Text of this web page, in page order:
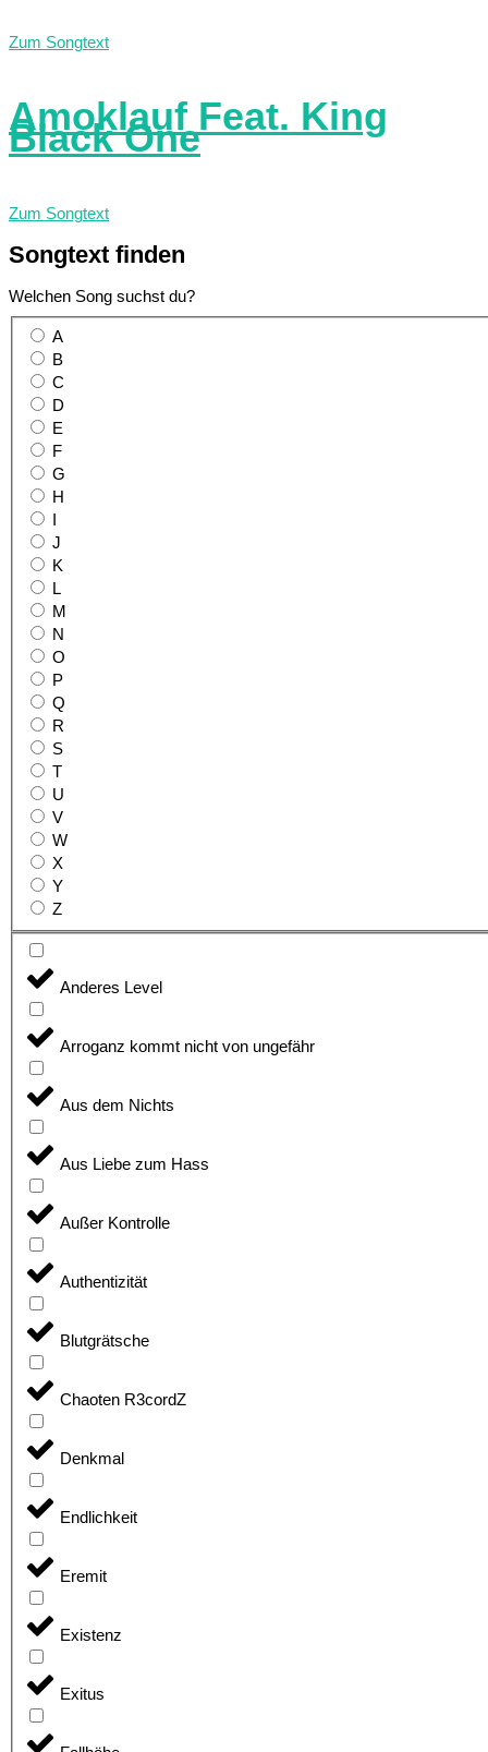
Zum Songtext
Amoklauf Feat. King
Black One
Zum Songtext
Songtext finden
Welchen Song suchst du?
A
B
C
D
E
F
G
H
I
J
K
L
M
N
O
P
Q
R
S
T
U
V
W
X
Y
Z
Anderes Level
Arroganz kommt nicht von ungefähr
Aus dem Nichts
Aus Liebe zum Hass
Außer Kontrolle
Authentizität
Blutgrätsche
Chaoten R3cordZ
Denkmal
Endlichkeit
Eremit
Existenz
Exitus